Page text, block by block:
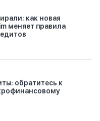
как новая
меняет правила
обратитесь к